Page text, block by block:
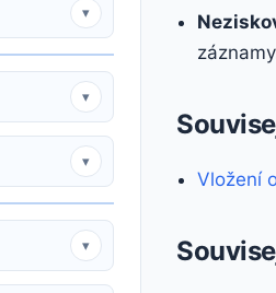
▾
▾
▾
▾
Vložení